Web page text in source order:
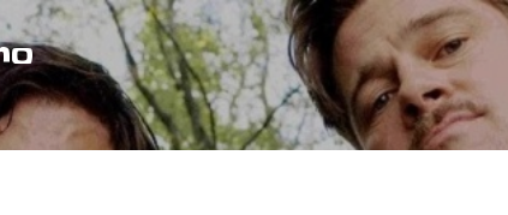
Accéder au contenu principal